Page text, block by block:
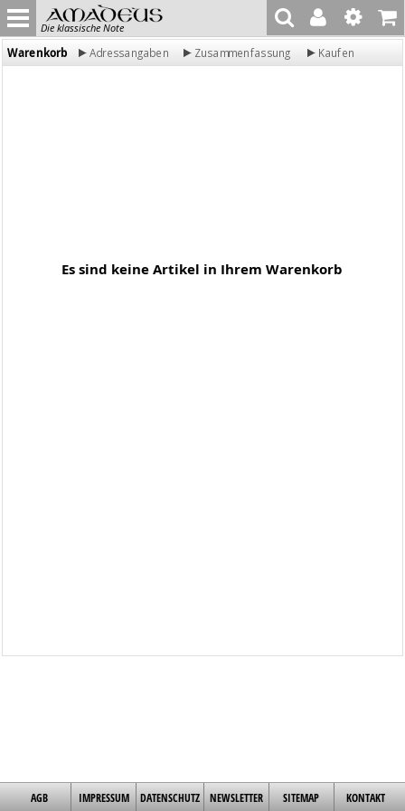
Die klassische Note
Warenkorb Adressangaben Zusammenfassung Kaufen
Es sind keine Artikel in Ihrem Warenkorb
AGB IMPRESSUM DATENSCHUTZ NEWSLETTER SITEMAP KONTAKT